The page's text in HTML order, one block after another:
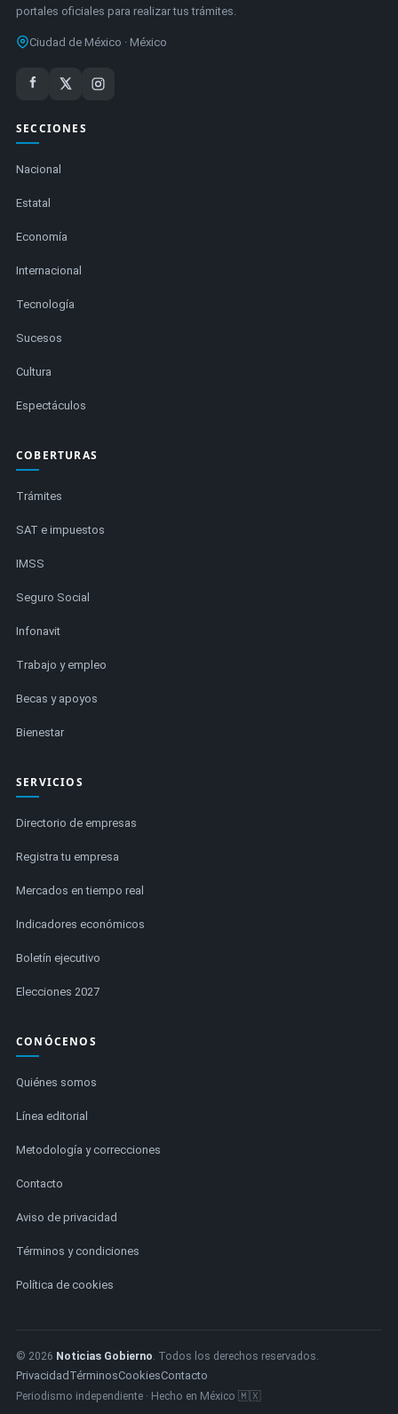
portales oficiales para realizar tus trámites.
Ciudad de México · México
SECCIONES
Nacional
Estatal
Economía
Internacional
Tecnología
Sucesos
Cultura
Espectáculos
COBERTURAS
Trámites
SAT e impuestos
IMSS
Seguro Social
Infonavit
Trabajo y empleo
Becas y apoyos
Bienestar
SERVICIOS
Directorio de empresas
Registra tu empresa
Mercados en tiempo real
Indicadores económicos
Boletín ejecutivo
Elecciones 2027
CONÓCENOS
Quiénes somos
Línea editorial
Metodología y correcciones
Contacto
Aviso de privacidad
Términos y condiciones
Política de cookies
© 2026 Noticias Gobierno . Todos los derechos reservados.
PrivacidadTérminosCookiesContacto
Periodismo independiente · Hecho en México 🇲🇽